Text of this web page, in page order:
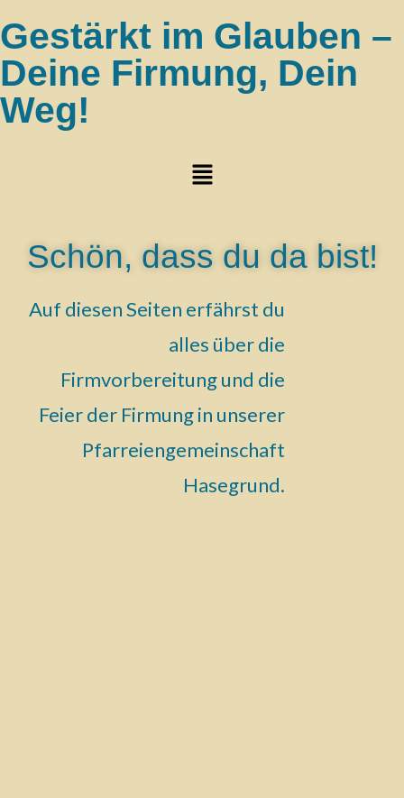
Gestärkt im Glauben –
Deine Firmung, Dein
Weg!
Schön, dass du da bist!
Auf diesen Seiten erfährst du
alles über die
Firmvorbereitung und die
Feier der Firmung in unserer
Pfarreiengemeinschaft
Hasegrund.